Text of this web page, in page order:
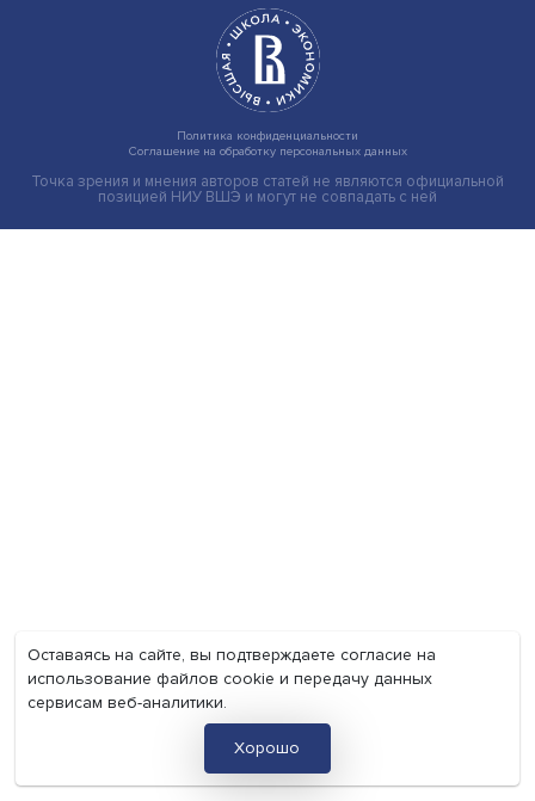
ИИ: новая эра в научных исследованиях
Искусственный интеллект сегодня помогает и
монтировать видео, и редактировать контент, и
неотъемлемой частью нашей жизни, в том числе......